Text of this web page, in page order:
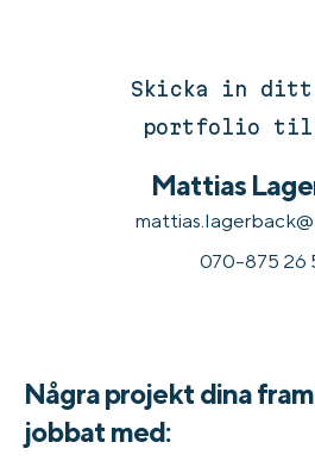
Skicka in ditt
portfolio
Mattias
070-875 26
Några projekt dina
jobbat med: